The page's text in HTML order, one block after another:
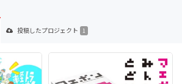
投稿したプロジェクト 1